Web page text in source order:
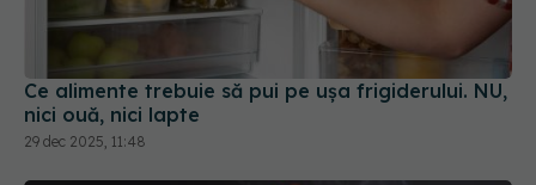
Ce alimente trebuie să pui pe ușa frigiderului. NU,
nici ouă, nici lapte
29 dec 2025, 11:48